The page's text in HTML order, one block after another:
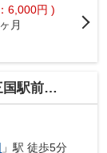
6,000円 )
月
ルテラス
」駅 徒歩5分